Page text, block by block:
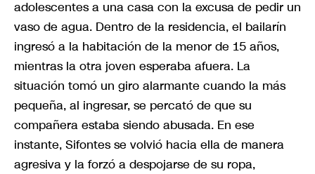
adolescentes a una casa con la excusa de pedir un
vaso de agua. Dentro de la residencia, el bailarín
ingresó a la habitación de la menor de 15 años,
mientras la otra joven esperaba afuera. La
situación tomó un giro alarmante cuando la más
pequeña, al ingresar, se percató de que su
compañera estaba siendo abusada. En ese
instante, Sifontes se volvió hacia ella de manera
agresiva y la forzó a despojarse de su ropa,